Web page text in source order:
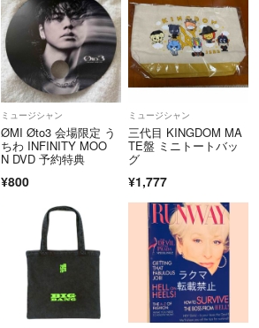
ミュージシャン
ØMI Øto3 会場限定 う
ちわ INFINITY MOO
N DVD 予約特典
¥800
ミュージシャン
三代目 KINGDOM MA
TE盤 ミニトートバッ
グ
¥1,777